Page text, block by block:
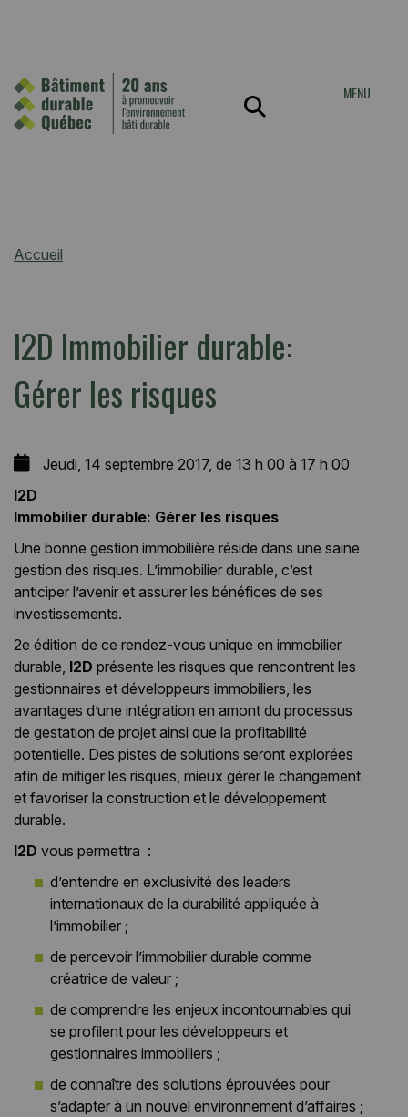
MENU
Accueil
I2D Immobilier durable:
Gérer les risques
Jeudi, 14 septembre 2017, de 13 h 00 à 17 h 00
I2D
Immobilier durable: Gérer les risques
Une bonne gestion immobilière réside dans une saine
gestion des risques. L’immobilier durable, c’est
anticiper l’avenir et assurer les bénéfices de ses
investissements.
2e édition de ce rendez-vous unique en immobilier
durable, I2D présente les risques que rencontrent les
gestionnaires et développeurs immobiliers, les
avantages d’une intégration en amont du processus
de gestation de projet ainsi que la profitabilité
potentielle. Des pistes de solutions seront explorées
afin de mitiger les risques, mieux gérer le changement
et favoriser la construction et le développement
durable.
I2D vous permettra :
d’entendre en exclusivité des leaders
internationaux de la durabilité appliquée à
l’immobilier ;
de percevoir l’immobilier durable comme
créatrice de valeur ;
de comprendre les enjeux incontournables qui
se profilent pour les développeurs et
gestionnaires immobiliers ;
de connaître des solutions éprouvées pour
s’adapter à un nouvel environnement d’affaires ;